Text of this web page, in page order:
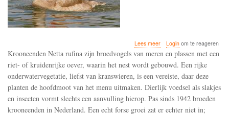
Lees meerover
krooneend
neemt
sinds
de
jaren
1990
sterk
Loginom te reageren
Krooneenden Netta rufina zijn broedvogels van meren en plassen met een
riet- of kruidenrijke oever, waarin het nest wordt gebouwd. Een rijke
onderwatervegetatie, liefst van kranswieren, is een vereiste, daar deze
planten de hoofdmoot van het menu uitmaken. Dierlijk voedsel als slakjes
en insecten vormt slechts een aanvulling hierop. Pas sinds 1942 broeden
krooneenden in Nederland. Een echt forse groei zat er echter niet in;